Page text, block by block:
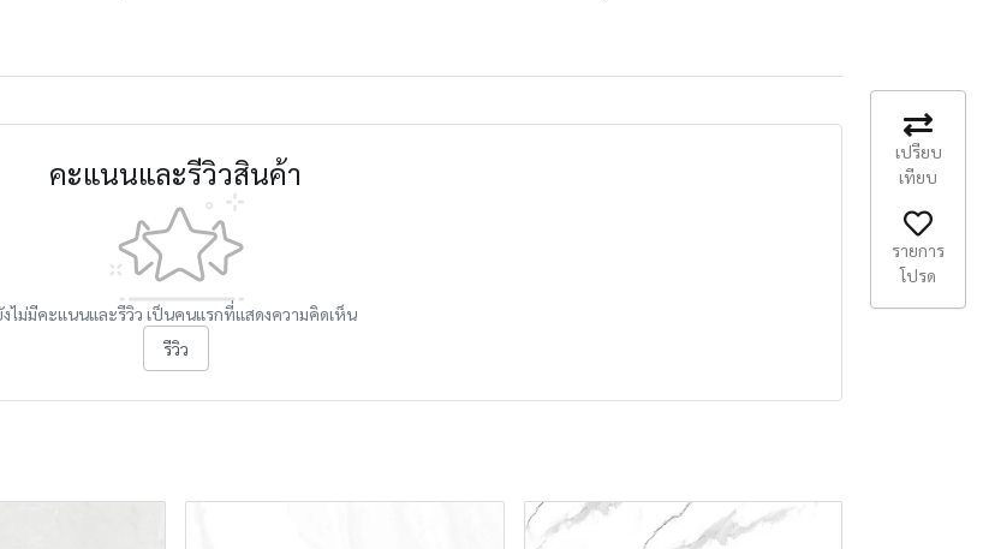
คะแนนและรีวิวสินค้า
งไม่มีคะแนนและรีวิว เป็นคนแรกที่แสดงความคิดเห็น
รีวิว
เปรียบ
เทียบ
รายการ
โปรด